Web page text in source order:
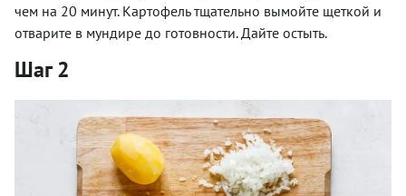
чем на 20 минут. Картофель тщательно вымойте щеткой и
отварите в мундире до готовности. Дайте остыть.
Шаг 2